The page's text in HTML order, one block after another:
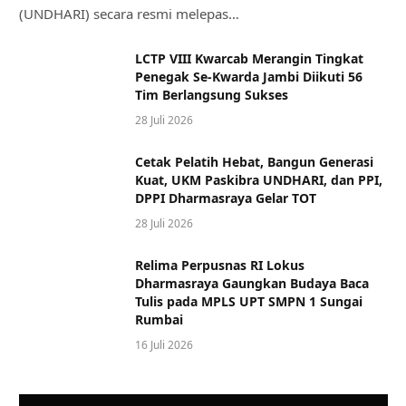
(UNDHARI) secara resmi melepas…
LCTP VIII Kwarcab Merangin Tingkat
Penegak Se-Kwarda Jambi Diikuti 56
Tim Berlangsung Sukses
28 Juli 2026
Cetak Pelatih Hebat, Bangun Generasi
Kuat, UKM Paskibra UNDHARI, dan PPI,
DPPI Dharmasraya Gelar TOT
28 Juli 2026
Relima Perpusnas RI Lokus
Dharmasraya Gaungkan Budaya Baca
Tulis pada MPLS UPT SMPN 1 Sungai
Rumbai
16 Juli 2026